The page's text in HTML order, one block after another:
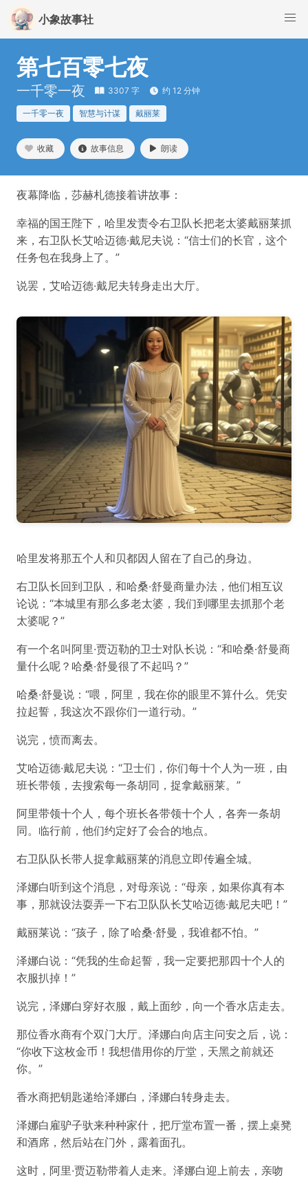
小象故事社
第七百零七夜
一千零一夜 3307 字 约 12 分钟
一千零一夜 智慧与计谋 戴丽莱
收藏 故事信息 朗读
夜幕降临，莎赫札德接着讲故事：
幸福的国王陛下，哈里发责令右卫队长把老太婆戴丽莱抓
来，右卫队长艾哈迈德·戴尼夫说：“信士们的长官，这个
任务包在我身上了。”
说罢，艾哈迈德·戴尼夫转身走出大厅。
哈里发将那五个人和贝都因人留在了自己的身边。
右卫队长回到卫队，和哈桑·舒曼商量办法，他们相互议
论说：“本城里有那么多老太婆，我们到哪里去抓那个老
太婆呢？”
有一个名叫阿里·贾迈勒的卫士对队长说：“和哈桑·舒曼商
量什么呢？哈桑·舒曼很了不起吗？”
哈桑·舒曼说：“喂，阿里，我在你的眼里不算什么。凭安
拉起誓，我这次不跟你们一道行动。”
说完，愤而离去。
艾哈迈德·戴尼夫说：“卫士们，你们每十个人为一班，由
班长带领，去搜索每一条胡同，捉拿戴丽莱。”
阿里带领十个人，每个班长各带领十个人，各奔一条胡
同。临行前，他们约定好了会合的地点。
右卫队队长带人捉拿戴丽莱的消息立即传遍全城。
泽娜白听到这个消息，对母亲说：“母亲，如果你真有本
事，那就设法耍弄一下右卫队队长艾哈迈德·戴尼夫吧！”
戴丽莱说：“孩子，除了哈桑·舒曼，我谁都不怕。”
泽娜白说：“凭我的生命起誓，我一定要把那四十个人的
衣服扒掉！”
说完，泽娜白穿好衣服，戴上面纱，向一个香水店走去。
那位香水商有个双门大厅。泽娜白向店主问安之后，说：
“你收下这枚金币！我想借用你的厅堂，天黑之前就还
你。”
香水商把钥匙递给泽娜白，泽娜白转身走去。
泽娜白雇驴子驮来种种家什，把厅堂布置一番，摆上桌凳
和酒席，然后站在门外，露着面孔。
这时，阿里·贾迈勒带着人走来。泽娜白迎上前去，亲吻